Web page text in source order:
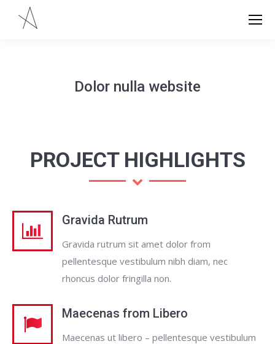
Dolor nulla website
PROJECT HIGHLIGHTS
Gravida Rutrum
Gravida rutrum sit amet dolor from
pellentesque vestibulum nibh diam, nec
rhoncus dolor fringilla non.
Maecenas from Libero
Maecenas ut libero – pellentesque vestibulum